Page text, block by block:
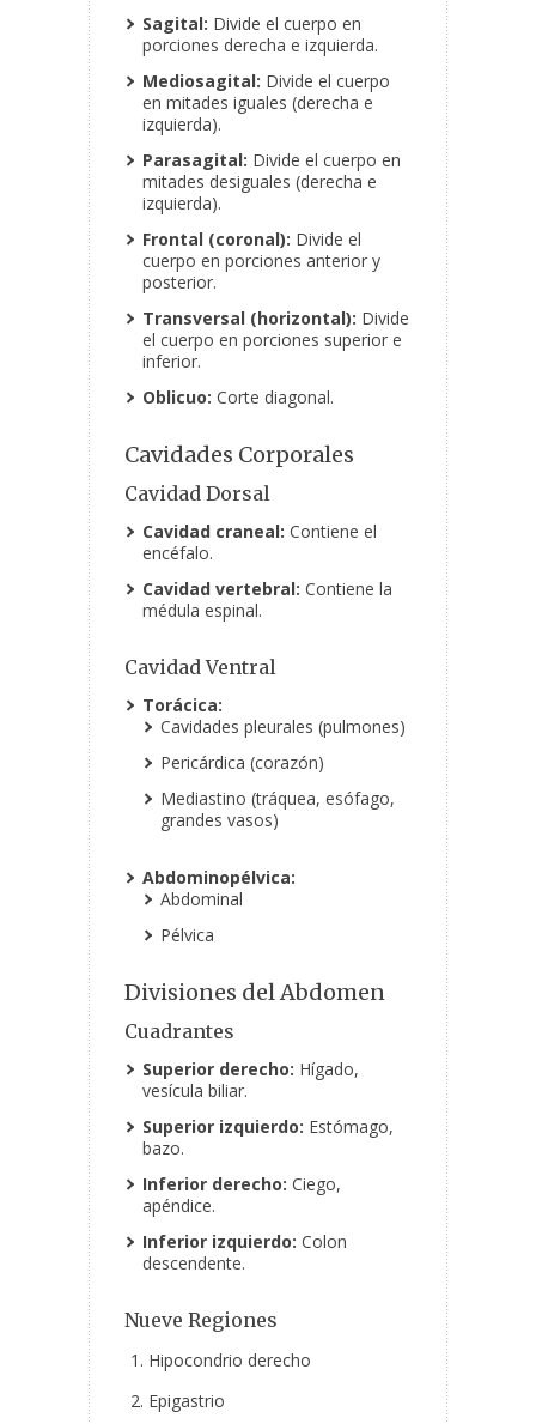
Sagital: Divide el cuerpo en
porciones derecha e izquierda.
Mediosagital: Divide el cuerpo
en mitades iguales (derecha e
izquierda).
Parasagital: Divide el cuerpo en
mitades desiguales (derecha e
izquierda).
Frontal (coronal): Divide el
cuerpo en porciones anterior y
posterior.
Transversal (horizontal): Divide
el cuerpo en porciones superior e
inferior.
Oblicuo: Corte diagonal.
Cavidades Corporales
Cavidad Dorsal
Cavidad craneal: Contiene el
encéfalo.
Cavidad vertebral: Contiene la
médula espinal.
Cavidad Ventral
Torácica:
Cavidades pleurales (pulmones)
Pericárdica (corazón)
Mediastino (tráquea, esófago,
grandes vasos)
Abdominopélvica:
Abdominal
Pélvica
Divisiones del Abdomen
Cuadrantes
Superior derecho: Hígado,
vesícula biliar.
Superior izquierdo: Estómago,
bazo.
Inferior derecho: Ciego,
apéndice.
Inferior izquierdo: Colon
descendente.
Nueve Regiones
Hipocondrio derecho
Epigastrio